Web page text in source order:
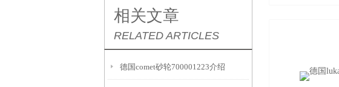
相关文章
RELATED ARTICLES
德国comet砂轮700001223介绍